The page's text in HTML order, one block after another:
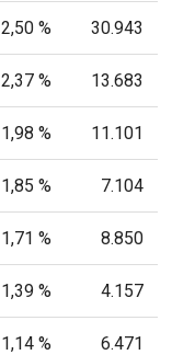
2,50 % 30.943
2,37 % 13.683
1,98 % 11.101
1,85 % 7.104
1,71 % 8.850
1,39 % 4.157
1,14 % 6.471